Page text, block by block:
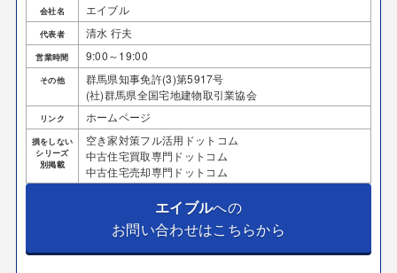
会社名 エイブル
代表者 清水 行夫
営業時間 9:00～19:00
その他
群馬県知事免許(3)第5917号
(社)群馬県全国宅地建物取引業協会
リンク ホームページ
損をしない
シリーズ
別掲載
空き家対策フル活用ドットコム
中古住宅買取専門ドットコム
中古住宅売却専門ドットコム
エイブルへの
お問い合わせはこちらから